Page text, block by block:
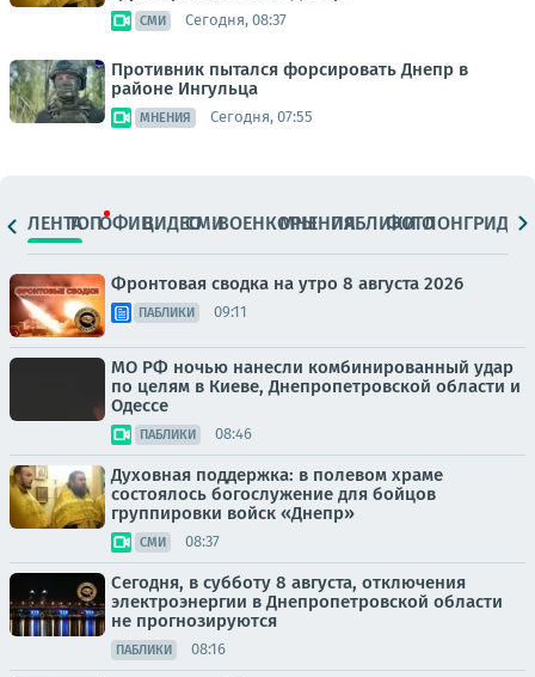
СМИ Сегодня, 08:37
Противник пытался форсировать Днепр в
районе Ингульца
МНЕНИЯ Сегодня, 07:55
ЛЕНТАТОПОФИЦ.ВИДЕОСМИВОЕНКОРЫМНЕНИЯПАБЛИКИ
ФОТОЛОНГРИДЫ
Фронтовая сводка на утро 8 августа 2026
ПАБЛИКИ 09:11
МО РФ ночью нанесли комбинированный удар
по целям в Киеве, Днепропетровской области и
Одессе
ПАБЛИКИ 08:46
Духовная поддержка: в полевом храме
состоялось богослужение для бойцов
группировки войск «Днепр»
СМИ 08:37
Сегодня, в субботу 8 августа, отключения
электроэнергии в Днепропетровской области
не прогнозируются
ПАБЛИКИ 08:16